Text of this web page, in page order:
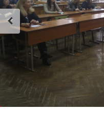
комиссия
+7 (831) 262-26-20